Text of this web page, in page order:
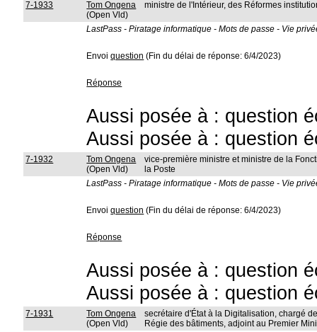
7-1933
Tom Ongena
(Open Vld)
ministre de l'Intérieur, des Réformes
LastPass - Piratage informatique - Mots de passe - Vie
Envoiquestion (Fin du délai de réponse: 6/4/2023)
Réponse
Aussi posée à : question
Aussi posée à : question
7-1932
Tom Ongena
(Open Vld)
vice-première ministre et ministre de la
la Poste
LastPass - Piratage informatique - Mots de passe - Vie
Envoiquestion (Fin du délai de réponse: 6/4/2023)
Réponse
Aussi posée à : question
Aussi posée à : question
7-1931
Tom Ongena
(Open Vld)
secrétaire d'État à la Digitalisation, chargé
Régie des bâtiments, adjoint au Premier